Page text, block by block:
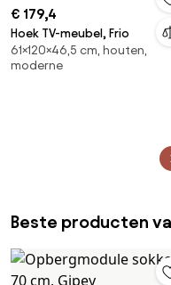
€ 179,4
Hoek TV-meubel, Frio
61×120×46,5 cm, houten,
moderne
Beste producten